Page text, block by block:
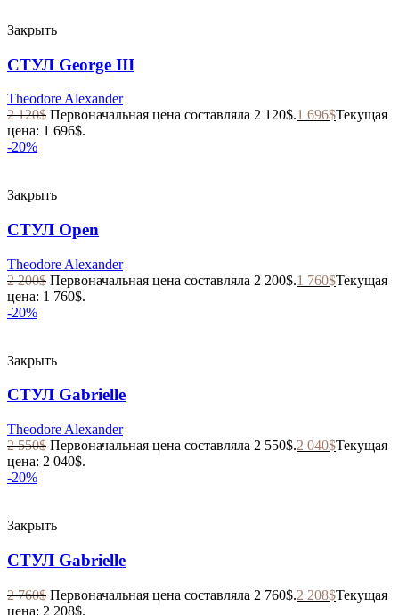
Закрыть
СТУЛ George III
Theodore Alexander
2 120$ Первоначальная цена составляла 2 120$.1 696$Текущая
цена: 1 696$.
-20%
Закрыть
СТУЛ Open
Theodore Alexander
2 200$ Первоначальная цена составляла 2 200$.1 760$Текущая
цена: 1 760$.
-20%
Закрыть
СТУЛ Gabrielle
Theodore Alexander
2 550$ Первоначальная цена составляла 2 550$.2 040$Текущая
цена: 2 040$.
-20%
Закрыть
СТУЛ Gabrielle
2 760$ Первоначальная цена составляла 2 760$.2 208$Текущая
цена: 2 208$.